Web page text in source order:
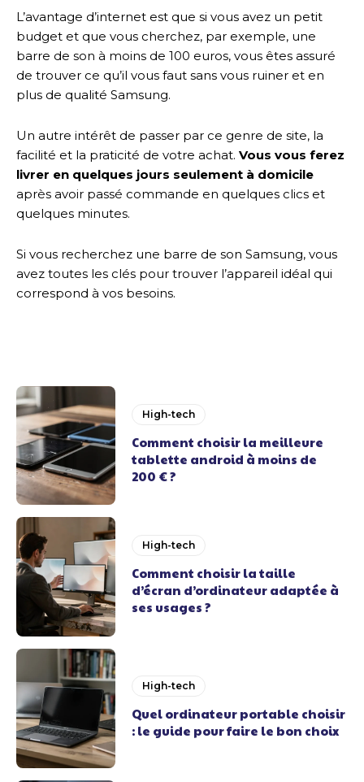
L’avantage d’internet est que si vous avez un petit
budget et que vous cherchez, par exemple, une
barre de son à moins de 100 euros, vous êtes assuré
de trouver ce qu’il vous faut sans vous ruiner et en
plus de qualité Samsung.
Un autre intérêt de passer par ce genre de site, la
facilité et la praticité de votre achat. Vous vous ferez
livrer en quelques jours seulement à domicile
après avoir passé commande en quelques clics et
quelques minutes.
Si vous recherchez une barre de son Samsung, vous
avez toutes les clés pour trouver l’appareil idéal qui
correspond à vos besoins.
High-tech
Comment choisir la meilleure
tablette android à moins de
200 € ?
High-tech
Comment choisir la taille
d’écran d’ordinateur adaptée à
ses usages ?
High-tech
Quel ordinateur portable choisir
: le guide pour faire le bon choix